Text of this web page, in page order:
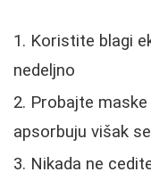
Koristite blagi
nedeljno
Probajte
apsorbuju višak
Nikada ne